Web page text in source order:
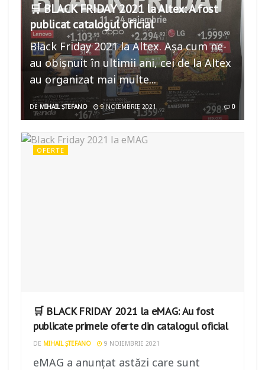
🛒 BLACK FRIDAY 2021 la Altex: A fost
publicat catalogul oficial
Black Friday 2021 la Altex. Așa cum ne-
au obișnuit în ultimii ani, cei de la Altex
au organizat mai multe...
DE MIHAIL ȘTEFANO 9 NOIEMBRIE 2021 0
OFERTE
🛒 BLACK FRIDAY 2021 la eMAG: Au fost
publicate primele oferte din catalogul oficial
DE MIHAIL ȘTEFANO 9 NOIEMBRIE 2021
eMAG a anunțat astăzi care sunt